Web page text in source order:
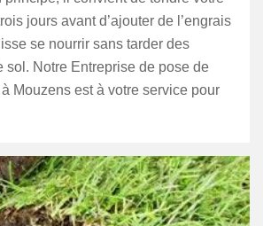
jours avant d’ajouter de l’engrais
se nourrir sans tarder des
sol. Notre Entreprise de pose de
Mouzens est à votre service pour